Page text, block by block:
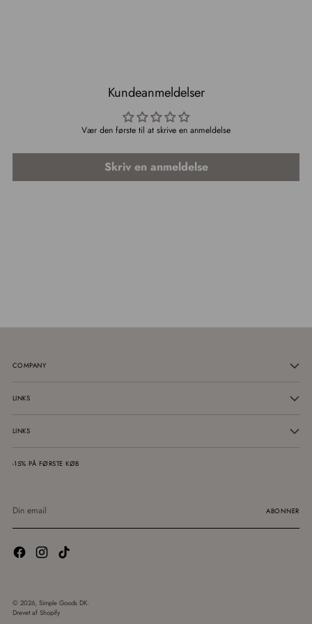
Kundeanmeldelser
Vær den første til at skrive en anmeldelse
Skriv en anmeldelse
COMPANY
LINKS
LINKS
-15% PÅ FØRSTE KØB
email
ABONNER
© 2026, Simple Goods DK.
Drevet af Shopify